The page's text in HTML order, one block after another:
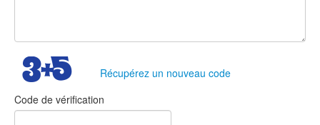
Récupérez un nouveau code
Code de vérification